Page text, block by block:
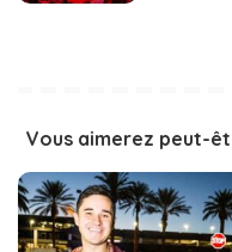
Vous aimerez peut-